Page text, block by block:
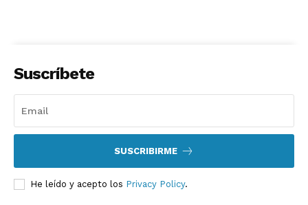
Suscríbete
SUSCRIBIRME
He leído y acepto los Privacy Policy.